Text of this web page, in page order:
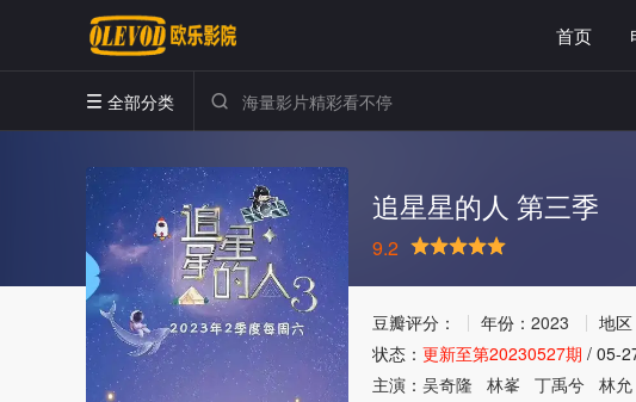
首页
 全部分类 
追星星的人 第三季
9.2
很差 较差还行 推荐力荐
豆瓣评分： 年份： 2023 地区
状态： 更新至第20230527期 / 05-
主演： 吴奇隆 林峯 丁禹兮 林允